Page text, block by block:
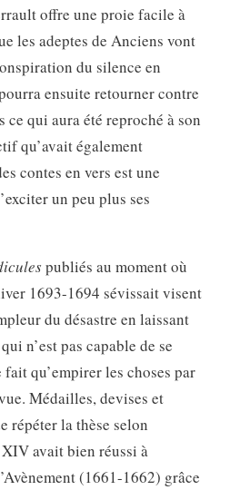
offre une proie facile à
les adeptes de Anciens vont
du silence en
ensuite retourner contre
qui aura été reproché à son
qu’avait également
contes en vers est une
un peu plus ses
publiés au moment où
1693-1694 sévissait visent
du désastre en laissant
n’est pas capable de se
qu’empirer les choses par
Médailles, devises et
répéter la thèse selon
avait bien réussi à
(1661-1662) grâce